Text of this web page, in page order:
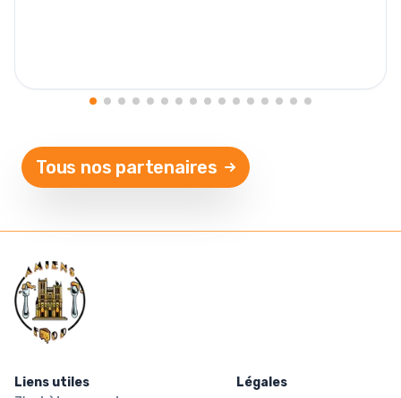
Tous nos partenaires
Liens utiles
Légales